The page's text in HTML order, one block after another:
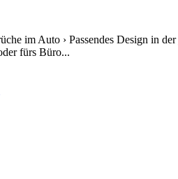
im Auto › Passendes Design in
fürs Büro...